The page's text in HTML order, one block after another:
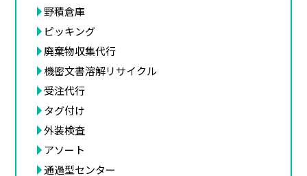
野積倉庫
ピッキング
廃棄物収集代行
機密文書溶解リサイクル
受注代行
タグ付け
外装検査
アソート
通過型センター